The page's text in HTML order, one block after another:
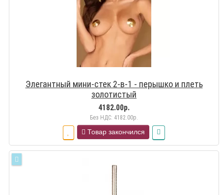
Элегантный мини-стек 2-в-1 - перышко и плеть
золотистый
4182.00р.
Без НДС: 4182.00р.
Товар закончился